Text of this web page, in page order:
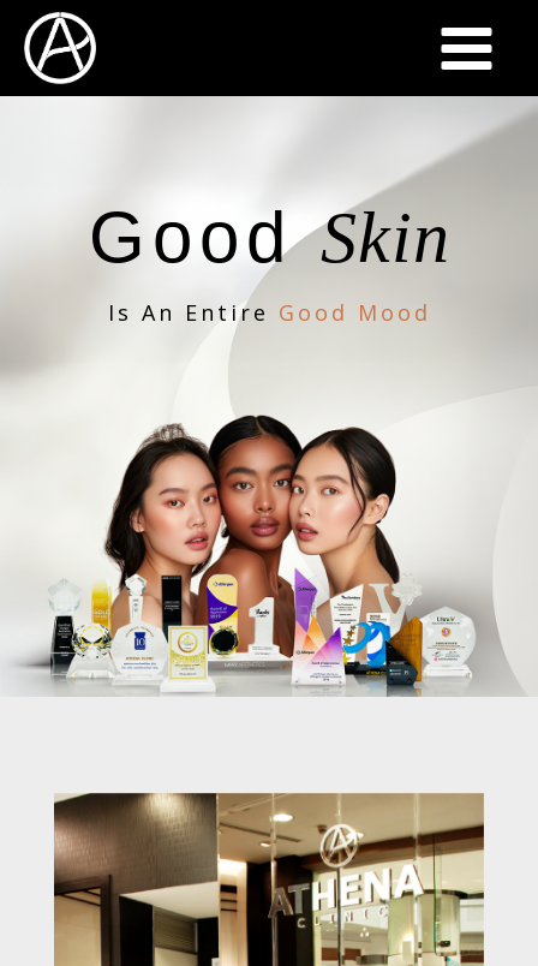
GoodSkin
Is An Entire Good Mood